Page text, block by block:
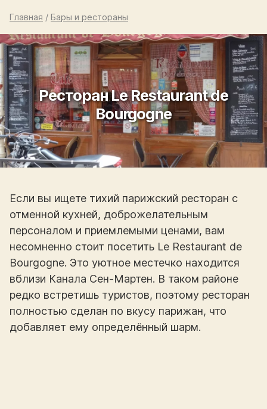
Главная / Бары и рестораны
Ресторан Le Restaurant de
Bourgogne
Если вы ищете тихий парижский ресторан с
отменной кухней, доброжелательным
персоналом и приемлемыми ценами, вам
несомненно стоит посетить Le Restaurant de
Bourgogne. Это уютное местечко находится
вблизи Канала Сен-Мартен. В таком районе
редко встретишь туристов, поэтому ресторан
полностью сделан по вкусу парижан, что
добавляет ему определённый шарм.